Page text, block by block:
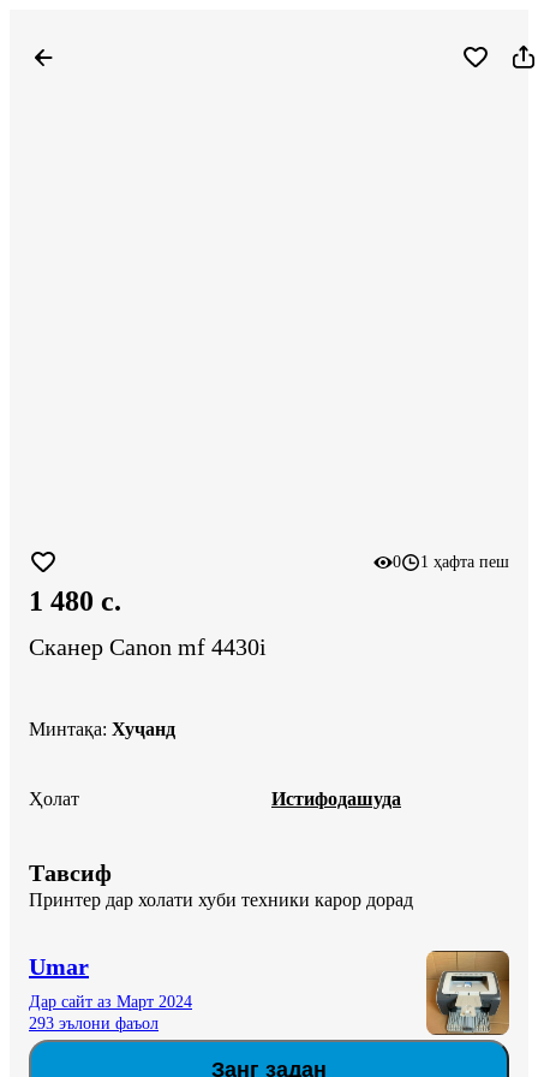
0 1 ҳафта пеш
1 480 c.
Сканер Canon mf 4430i
Минтақа: Хуҷанд
Ҳолат Истифодашуда
Тавсиф
Принтер дар холати хуби техники карор дорад
Umar
Дар сайт аз Март 2024
293 эълони фаъол
Занг задан